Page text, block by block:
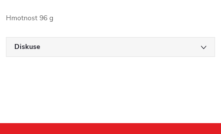
Hmotnost 96 g
Diskuse